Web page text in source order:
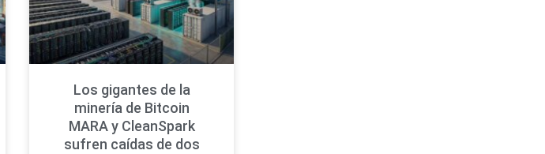
Los gigantes de la
minería de Bitcoin
MARA y CleanSpark
sufren caídas de dos